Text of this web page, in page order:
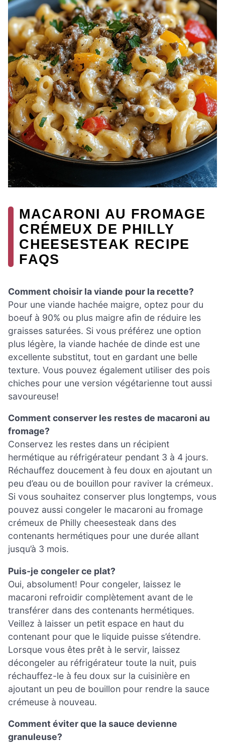
MACARONI AU FROMAGE
CRÉMEUX DE PHILLY
CHEESESTEAK RECIPE
FAQS
Comment choisir la viande pour la recette?
Pour une viande hachée maigre, optez pour du
boeuf à 90% ou plus maigre afin de réduire les
graisses saturées. Si vous préférez une option
plus légère, la viande hachée de dinde est une
excellente substitut, tout en gardant une belle
texture. Vous pouvez également utiliser des pois
chiches pour une version végétarienne tout aussi
savoureuse!
Comment conserver les restes de macaroni au
fromage?
Conservez les restes dans un récipient
hermétique au réfrigérateur pendant 3 à 4 jours.
Réchauffez doucement à feu doux en ajoutant un
peu d’eau ou de bouillon pour raviver la crémeux.
Si vous souhaitez conserver plus longtemps, vous
pouvez aussi congeler le macaroni au fromage
crémeux de Philly cheesesteak dans des
contenants hermétiques pour une durée allant
jusqu’à 3 mois.
Puis-je congeler ce plat?
Oui, absolument! Pour congeler, laissez le
macaroni refroidir complètement avant de le
transférer dans des contenants hermétiques.
Veillez à laisser un petit espace en haut du
contenant pour que le liquide puisse s’étendre.
Lorsque vous êtes prêt à le servir, laissez
décongeler au réfrigérateur toute la nuit, puis
réchauffez-le à feu doux sur la cuisinière en
ajoutant un peu de bouillon pour rendre la sauce
crémeuse à nouveau.
Comment éviter que la sauce devienne
granuleuse?